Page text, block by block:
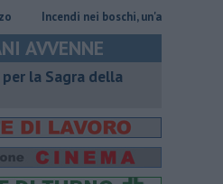
nei boschi, un'altra giornata di fuoco
AVVENNE
la Sagra della